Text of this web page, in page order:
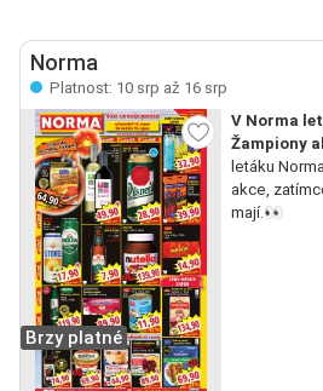
Norma
Platnost: 10 srp až 16 srp
Brzy platné
V Norma
Žampiony
letáku
akce,
mají.👀